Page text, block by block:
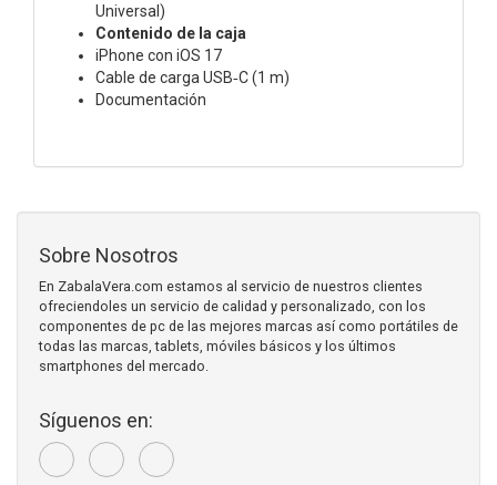
Universal)
Contenido de la caja
iPhone con iOS 17
Cable de carga USB‑C (1 m)
Documentación
Sobre Nosotros
En ZabalaVera.com estamos al servicio de nuestros clientes
ofreciendoles un servicio de calidad y personalizado, con los
componentes de pc de las mejores marcas así como portátiles de
todas las marcas, tablets, móviles básicos y los últimos
smartphones del mercado.
Síguenos en: